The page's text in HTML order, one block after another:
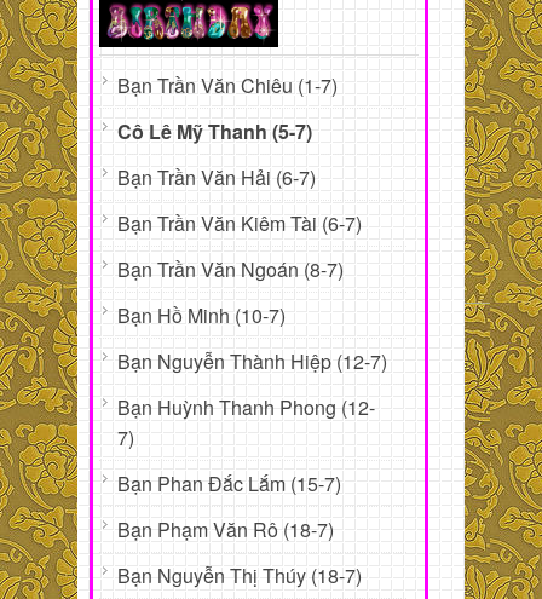
Bạn Trần Văn Chiêu (1-7)
Cô Lê Mỹ Thanh (5-7)
Bạn Trần Văn Hải (6-7)
Bạn Trần Văn Kiêm Tài (6-7)
Bạn Trần Văn Ngoán (8-7)
Bạn Hồ Minh (10-7)
Bạn Nguyễn Thành Hiệp (12-7)
Bạn Huỳnh Thanh Phong (12-
7)
Bạn Phan Đắc Lắm (15-7)
Bạn Phạm Văn Rô (18-7)
Bạn Nguyễn Thị Thúy (18-7)